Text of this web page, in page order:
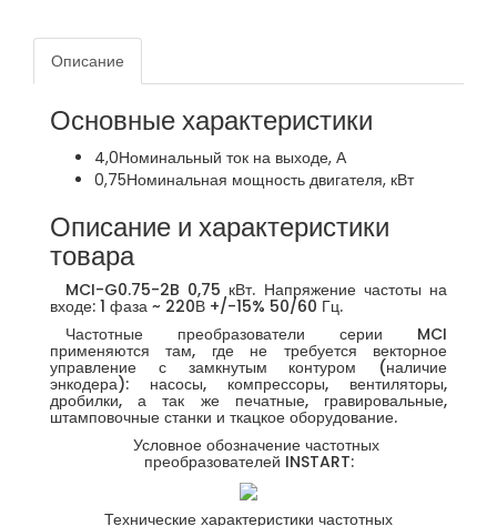
Описание
Основные характеристики
4,0Номинальный ток на выходе, А
0,75Номинальная мощность двигателя, кВт
Описание и характеристики
товара
MCI-G0.75-2B 0,75 кВт. Напряжение частоты на
входе: 1 фаза ~ 220В +/-15% 50/60 Гц.
Частотные преобразователи серии MCI
применяются там, где не требуется векторное
управление с замкнутым контуром (наличие
энкодера): насосы, компрессоры, вентиляторы,
дробилки, а так же печатные, гравировальные,
штамповочные станки и ткацкое оборудование.
Условное обозначение частотных
преобразователей INSTART:
Технические характеристики частотных